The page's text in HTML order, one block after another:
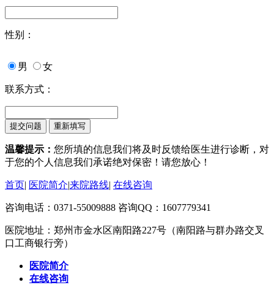
性别：
男 女
联系方式：
温馨提示： 您所填的信息我们将及时反馈给医生进行诊断，对
于您的个人信息我们承诺绝对保密！请您放心！
首页| 医院简介|来院路线| 在线咨询
咨询电话：0371-55009888 咨询QQ：1607779341
医院地址：郑州市金水区南阳路227号（南阳路与群办路交叉
口工商银行旁）
医院简介
在线咨询